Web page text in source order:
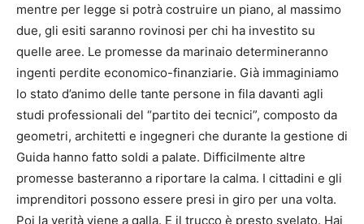
mentre per legge si potrà costruire un piano, al massimo
due, gli esiti saranno rovinosi per chi ha investito su
quelle aree. Le promesse da marinaio determineranno
ingenti perdite economico-finanziarie. Già immaginiamo
lo stato d’animo delle tante persone in fila davanti agli
studi professionali del “partito dei tecnici”, composto da
geometri, architetti e ingegneri che durante la gestione di
Guida hanno fatto soldi a palate. Difficilmente altre
promesse basteranno a riportare la calma. I cittadini e gli
imprenditori possono essere presi in giro per una volta.
Poi la verità viene a galla. E il trucco è presto svelato. Hai